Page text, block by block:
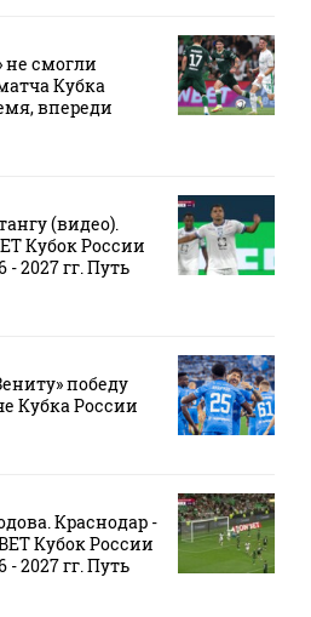
не смогли
Кубка
впереди
(видео).
Кубок России
- 2027 гг. Путь
победу
Кубка России
Краснодар -
Кубок России
- 2027 гг. Путь